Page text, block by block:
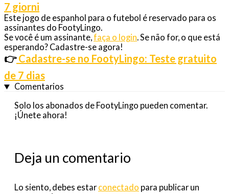
7 giorni
Este jogo de espanhol para o futebol é reservado para os
assinantes do FootyLingo.
Se você é um assinante,faça o login. Se não for, o que está
esperando? Cadastre-se agora!
👉 Cadastre-se no FootyLingo: Teste gratuito
de 7 dias
Comentarios
Solo los abonados de FootyLingo pueden comentar.
¡Únete ahora!
Deja un comentario
Lo siento, debes estar conectado para publicar un